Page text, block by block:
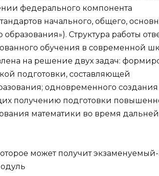
федерального компонента
начального, общего,
Структура работы
обучения в современной
на решение двух задач:
подготовки, составляющей
одновременного создания
получению подготовки
математики во время
может получит